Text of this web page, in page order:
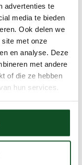
advertenties te
media te bieden
Ook delen we
met onze
en analyse. Deze
met andere
of die ze hebben
hun services.